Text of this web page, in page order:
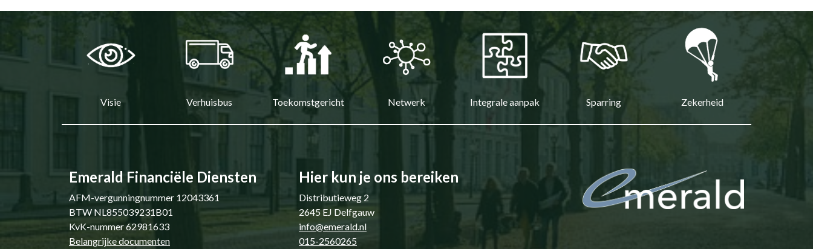
Visie Verhuisbus Toekomstgericht Netwerk Integrale aanpak Sparring Zekerheid
Emerald Financiële Diensten
AFM-vergunningnummer 12043361
BTW NL855039231B01
KvK-nummer 62981633
Belangrijke documenten
Hier kun je ons bereiken
Distributieweg 2
2645 EJ Delfgauw
info@emerald.nl
015-2560265